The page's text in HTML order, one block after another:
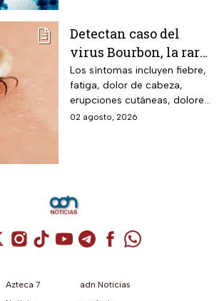
Detectan caso del
virus Bourbon, la rara
enfermedad
transmitida por
garrapatas que no
tiene cura ni vacuna
Los síntomas incluyen fiebre,
fatiga, dolor de cabeza,
erupciones cutáneas, dolores
musculares, náuseas y
02 agosto, 2026
Cuenta de X / Twitter (se abre en una
Cuenta de Instagram (se abre en una
Cuenta de TikTok (se abre en
Cuenta de YouTube (se abre
Cuenta de Telegram (se
Cuenta de
Cuenta de
Azteca 7
adn Noticias